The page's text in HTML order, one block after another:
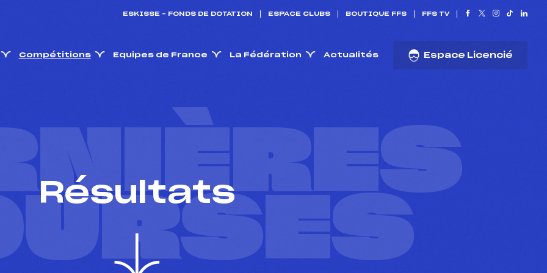
ESKISSE – FONDS DE DOTATION ESPACE CLUBS BOUTIQUE FFS FFS TV
Compétitions Equipes de France La Fédération Actualités Espace Licencié
Résultats